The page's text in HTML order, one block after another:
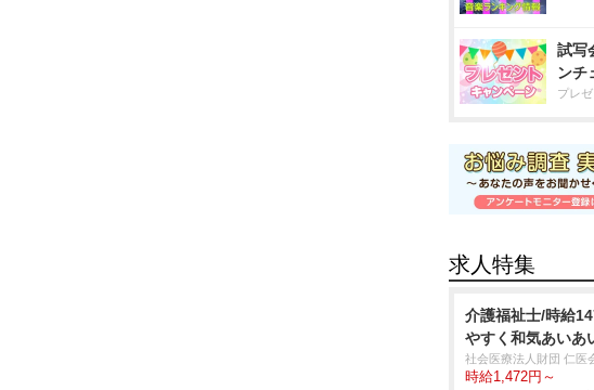
試写
ンチ
プレ
求人特集
介護福祉士/時給
すく和気あいあ
社会医療法人財団 仁医
時給1,472円～